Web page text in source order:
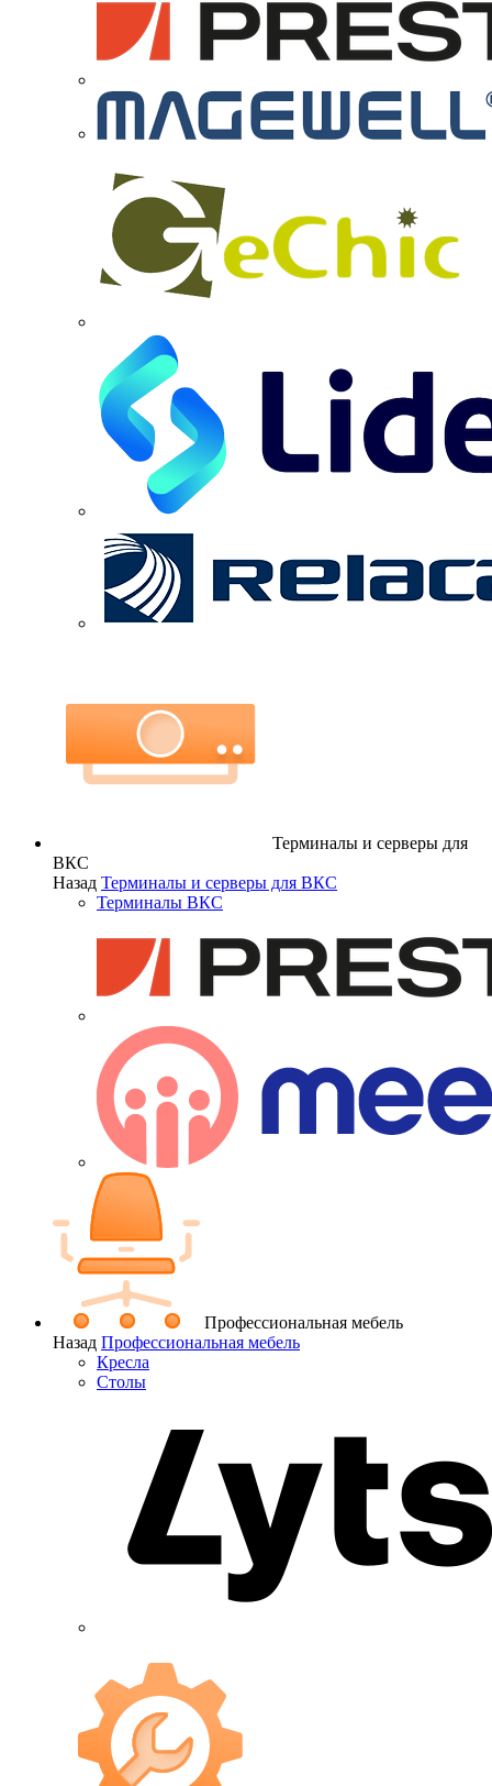
Терминалы и серверы для
ВКС
Назад Терминалы и серверы для ВКС
Терминалы ВКС
Профессиональная мебель
Назад Профессиональная мебель
Кресла
Столы